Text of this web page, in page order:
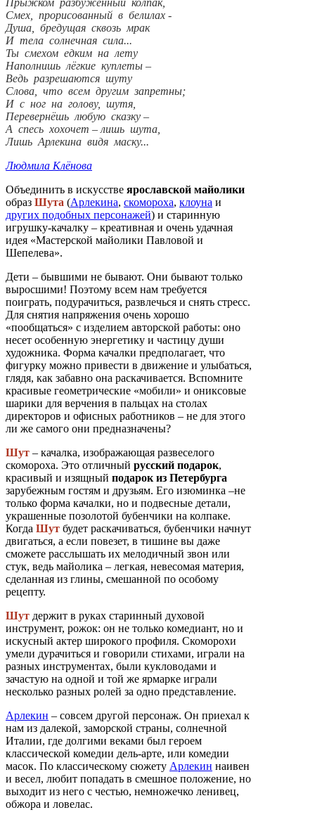
Смех, прорисованный в белилах -
Душа, бредущая сквозь мрак
И тела солнечная сила...
Ты смехом едким на лету
Наполнишь лёгкие куплеты –
Ведь разрешаются шуту
Слова, что всем другим запретны;
И с ног на голову, шутя,
Перевернёшь любую сказку –
А спесь хохочет – лишь шута,
Лишь Арлекина видя маску...
Людмила Клёнова
Объединить в искусстве ярославской майолики
образ Шута (Арлекина, скомороха, клоуна и
других подобных персонажей) и старинную
игрушку-качалку – креативная и очень удачная
идея «Мастерской майолики Павловой и
Шепелева».
Дети – бывшими не бывают. Они бывают только
выросшими! Поэтому всем нам требуется
поиграть, подурачиться, развлечься и снять стресс.
Для снятия напряжения очень хорошо
«пообщаться» с изделием авторской работы: оно
несет особенную энергетику и частицу души
художника. Форма качалки предполагает, что
фигурку можно привести в движение и улыбаться,
глядя, как забавно она раскачивается. Вспомните
красивые геометрические «мобили» и ониксовые
шарики для верчения в пальцах на столах
директоров и офисных работников – не для этого
ли же самого они предназначены?
Шут – качалка, изображающая развеселого
скомороха. Это отличный русский подарок,
красивый и изящный подарок из Петербурга
зарубежным гостям и друзьям. Его изюминка –не
только форма качалки, но и подвесные детали,
украшенные позолотой бубенчики на колпаке.
Когда Шут будет раскачиваться, бубенчики начнут
двигаться, а если повезет, в тишине вы даже
сможете расслышать их мелодичный звон или
стук, ведь майолика – легкая, невесомая материя,
сделанная из глины, смешанной по особому
рецепту.
Шут держит в руках старинный духовой
инструмент, рожок: он не только комедиант, но и
искусный актер широкого профиля. Скоморохи
умели дурачиться и говорили стихами, играли на
разных инструментах, были кукловодами и
зачастую на одной и той же ярмарке играли
несколько разных ролей за одно представление.
Арлекин – совсем другой персонаж. Он приехал к
нам из далекой, заморской страны, солнечной
Италии, где долгими веками был героем
классической комедии дель-арте, или комедии
масок. По классическому сюжету Арлекин наивен
и весел, любит попадать в смешное положение, но
выходит из него с честью, немножечко ленивец,
обжора и ловелас.